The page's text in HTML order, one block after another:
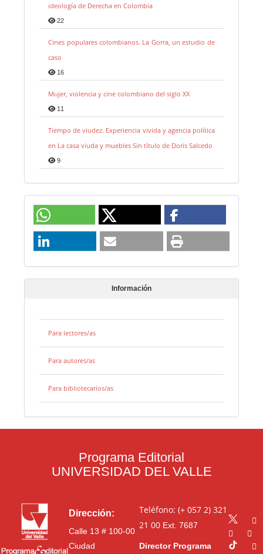
ideología de Derecha en Colombia
22
Cines populares colombianos. La Gorra, un estudio de
caso
16
Mujer, violencia y cine colombiano del siglo XX
11
Tiempo de viudez. Experiencia vivida y agencia política
en La casa viuda y muebles Sin título de Doris Salcedo
9
Información
Para lectores/as
Para autores/as
Para bibliotecarios/as
Programa Editorial
UNIVERSIDAD DEL VALLE
Dirección:
Calle 13 # 100-00
Ciudad
Teléfono: (+ 057 2) 321
21 00Ext. 7687
Director Programa